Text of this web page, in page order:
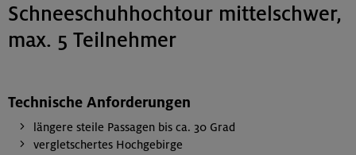
Schneeschuhhochtour mittelschwer,
max. 5 Teilnehmer
Technische Anforderungen
längere steile Passagen bis ca. 30 Grad
vergletschertes Hochgebirge